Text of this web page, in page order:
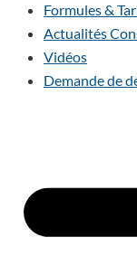
Formules &
Actualités
Vidéos
Demande de